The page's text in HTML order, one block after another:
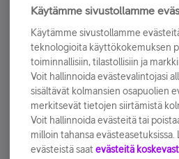
Tilaa Telian uutiskirje ja olet
sähköpostiisi.
Tilaa nyt
Käytämme sivustollamme
Käytämme sivustollamme
teknologioita käyttökokemuksen
toiminnallisiin, tilastollisiin ja
Voit hallinnoida evästevalintojasi
sisältävät kolmansien osapuolien
merkitsevät tietojen siirtämistä
Voit hallinnoida evästeitä tai
milloin tahansa evästeasetuksissa.
evästeistä saat evästeitä